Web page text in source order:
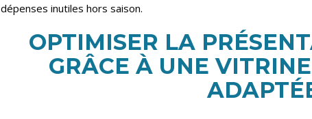
dépenses inutiles hors saison.
OPTIMISER LA
GRÂCE À UNE